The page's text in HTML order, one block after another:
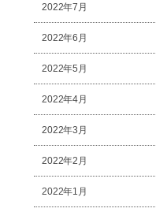
2022年7月
2022年6月
2022年5月
2022年4月
2022年3月
2022年2月
2022年1月